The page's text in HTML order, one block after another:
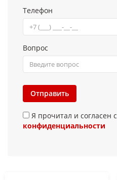
Телефон
Вопрос
Отправить
Я прочитал и согласен с
конфиденциальности